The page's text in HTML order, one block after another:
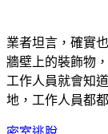
業者坦言，確實
牆壁上的裝飾物
工作人員就會知
地，工作人員都